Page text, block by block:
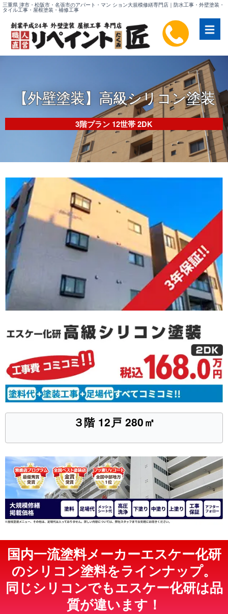
内
キ
三重県 津市・松阪市・名張市のアパート・マン ション大規模修繕専門店｜防水工事・外壁塗装・
タイル工事・屋根塗装・補修工事
【外壁塗装】高級シリコン塗装
3階プラン 12世帯 2DK
３階 12戸 280㎡
国内一流塗料メーカーエスケー化研
のシリコン塗料をラインナップ。
同じシリコンでもエスケー化研は品
質が違います！